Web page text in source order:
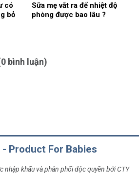
có
bỏ
Sữa mẹ vắt ra để nhiệt độ
phòng được bao lâu ?
bình luận)
Product For Babies
nhập khẩu và phân phối độc quyền bởi CTY